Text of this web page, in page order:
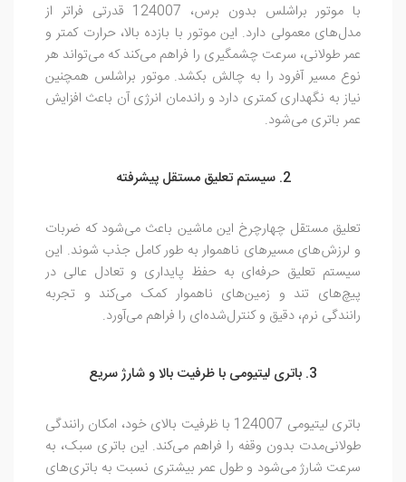
با موتور براشلس بدون برس، 124007 قدرتی فراتر از
مدل‌های معمولی دارد. این موتور با بازده بالا، حرارت کمتر و
عمر طولانی، سرعت چشمگیری را فراهم می‌کند که می‌تواند هر
نوع مسیر آفرود را به چالش بکشد. موتور براشلس همچنین
نیاز به نگهداری کمتری دارد و راندمان انرژی آن باعث افزایش
عمر باتری می‌شود.
2. سیستم تعلیق مستقل پیشرفته
تعلیق مستقل چهارچرخ این ماشین باعث می‌شود که ضربات
و لرزش‌های مسیرهای ناهموار به طور کامل جذب شوند. این
سیستم تعلیق حرفه‌ای به حفظ پایداری و تعادل عالی در
پیچ‌های تند و زمین‌های ناهموار کمک می‌کند و تجربه
رانندگی نرم، دقیق و کنترل‌شده‌ای را فراهم می‌آورد.
3. باتری لیتیومی با ظرفیت بالا و شارژ سریع
باتری لیتیومی 124007 با ظرفیت بالای خود، امکان رانندگی
طولانی‌مدت بدون وقفه را فراهم می‌کند. این باتری سبک، به
سرعت شارژ می‌شود و طول عمر بیشتری نسبت به باتری‌های